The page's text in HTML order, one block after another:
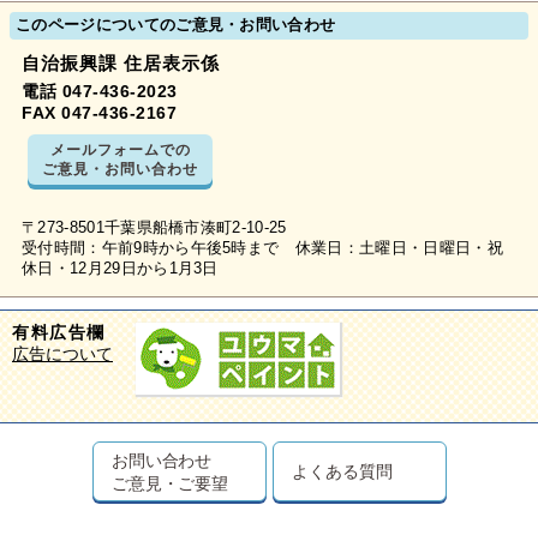
このページについてのご意見・お問い合わせ
自治振興課 住居表示係
電話 047-436-2023
FAX 047-436-2167
メールフォームでの
ご意見・お問い合わせ
〒273-8501千葉県船橋市湊町2-10-25
受付時間：午前9時から午後5時まで 休業日：土曜日・日曜日・祝
休日・12月29日から1月3日
有料広告欄
広告について
お問い合わせ
ご意見・ご要望
よくある質問